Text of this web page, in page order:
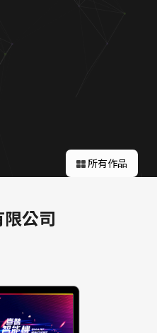
所有作品
公司